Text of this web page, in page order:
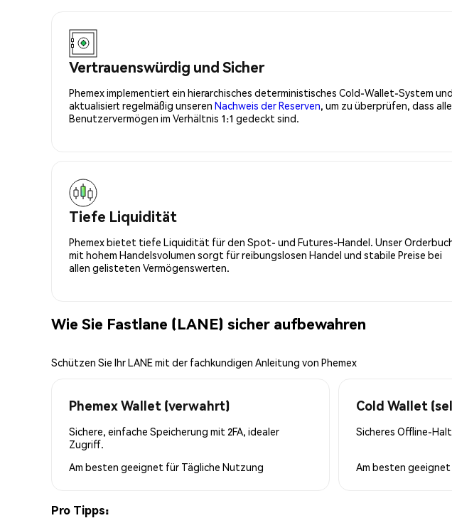
Vertrauenswürdig und Sicher
Phemex implementiert ein hierarchisches deterministisches Cold-Wallet-System und
aktualisiert regelmäßig unseren Nachweis der Reserven, um zu überprüfen, dass alle
Benutzervermögen im Verhältnis 1:1 gedeckt sind.
Tiefe Liquidität
Phemex bietet tiefe Liquidität für den Spot- und Futures-Handel. Unser
mit hohem Handelsvolumen sorgt für reibungslosen Handel und stabile Preise bei
allen gelisteten Vermögenswerten.
Wie Sie Fastlane (LANE) sicher aufbewahren
Schützen Sie Ihr LANE mit der fachkundigen Anleitung von Phemex
Phemex Wallet (verwahrt)
Sichere, einfache Speicherung mit 2FA, idealer
Zugriff.
Am besten geeignet für Tägliche Nutzung
Cold Wallet
Sicheres Offline-
Am besten
Pro Tipps: